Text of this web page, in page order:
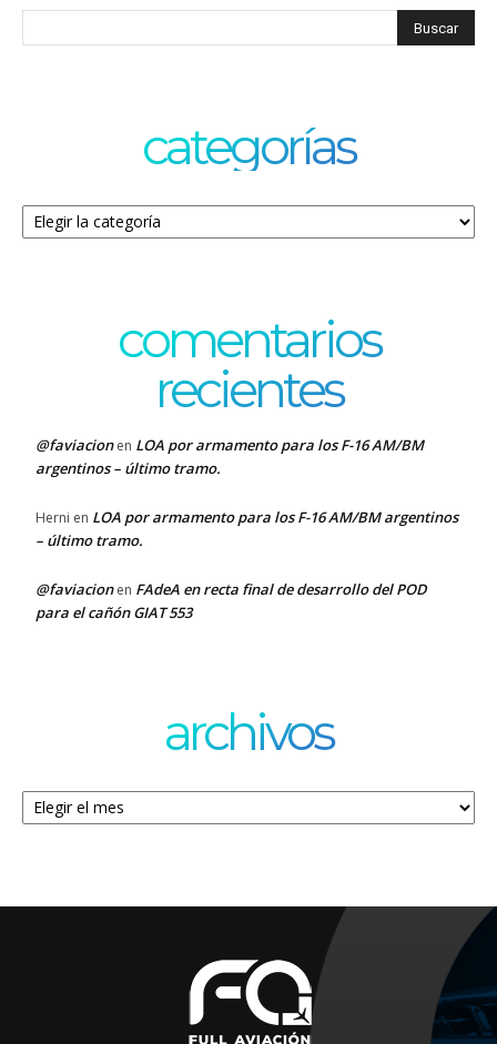
categorías
Categorías
comentarios
recientes
@faviacionen LOA por armamento para los F-16 AM/BM
argentinos – último tramo.
Herni en LOA por armamento para los F-16 AM/BM argentinos
– último tramo.
@faviacionen FAdeA en recta final de desarrollo del POD
para el cañón GIAT 553
archivos
Archivos